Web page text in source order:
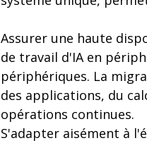
Assurer une haute
de travail d'IA en
périphériques. La
des applications, du
opérations continues.
S'adapter aisément à